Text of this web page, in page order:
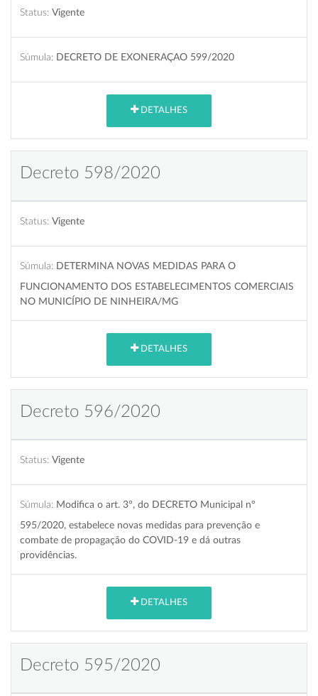
Status: Vigente
Súmula: DECRETO DE EXONERAÇAO 599/2020
DETALHES
Decreto 598/2020
Status: Vigente
Súmula: DETERMINA NOVAS MEDIDAS PARA O
FUNCIONAMENTO DOS ESTABELECIMENTOS COMERCIAIS
NO MUNICÍPIO DE NINHEIRA/MG
DETALHES
Decreto 596/2020
Status: Vigente
Súmula: Modifica o art. 3°, do DECRETO Municipal n°
595/2020, estabelece novas medidas para prevenção e
combate de propagação do COVID-19 e dá outras
providências.
DETALHES
Decreto 595/2020